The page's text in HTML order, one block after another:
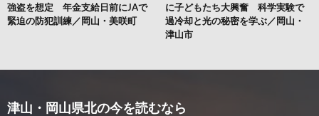
に子どもたち大興奮 科学実験で
過冷却と光の秘密を学ぶ／岡山・
津山市
強盗を想定 年金支給日前にJAで
緊迫の防犯訓練／岡山・美咲町
津山・岡山県北の今を読むなら